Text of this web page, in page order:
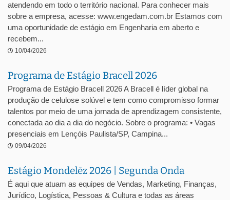
atendendo em todo o território nacional. Para conhecer mais
sobre a empresa, acesse: www.engedam.com.br Estamos com
uma oportunidade de estágio em Engenharia em aberto e
recebem...
10/04/2026
Programa de Estágio Bracell 2026
Programa de Estágio Bracell 2026 A Bracell é líder global na
produção de celulose solúvel e tem como compromisso formar
talentos por meio de uma jornada de aprendizagem consistente,
conectada ao dia a dia do negócio. Sobre o programa: • Vagas
presenciais em Lençóis Paulista/SP, Campina...
09/04/2026
Estágio Mondelēz 2026 | Segunda Onda
É aqui que atuam as equipes de Vendas, Marketing, Finanças,
Jurídico, Logística, Pessoas & Cultura e todas as áreas